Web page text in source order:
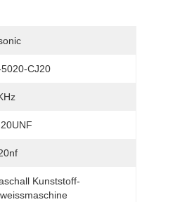
CJ20
Kunststoff-